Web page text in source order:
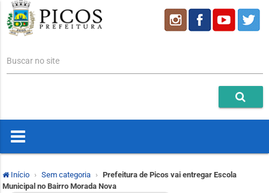
Buscar no site
Início Sem categoria
Prefeitura de Picos vai entregar Escola
Municipal no Bairro Morada Nova